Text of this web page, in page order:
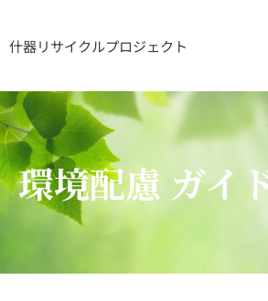
什器リサイクルプロジェクト
環境配慮 ガイ